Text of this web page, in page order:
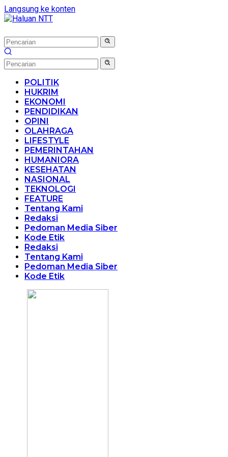
Langsung ke konten
POLITIK
HUKRIM
EKONOMI
PENDIDIKAN
OPINI
OLAHRAGA
LIFESTYLE
PEMERINTAHAN
HUMANIORA
KESEHATAN
NASIONAL
TEKNOLOGI
FEATURE
Tentang Kami
Redaksi
Pedoman Media Siber
Kode Etik
Redaksi
Tentang Kami
Pedoman Media Siber
Kode Etik